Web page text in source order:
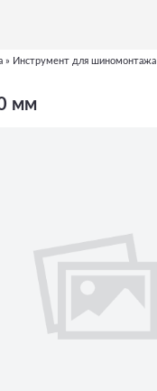
» Инструмент для шиномонтажа
мм